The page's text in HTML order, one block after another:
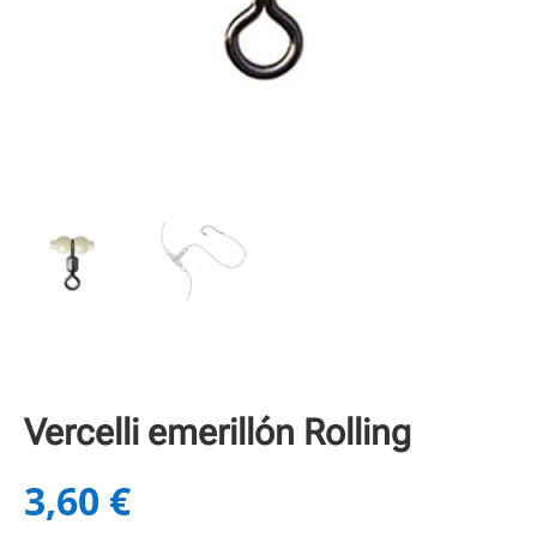
Vercelli emerillón Rolling
3,60 €